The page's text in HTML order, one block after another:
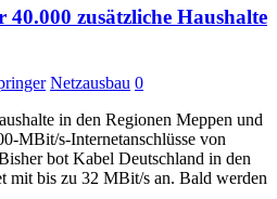
zusätzliche Haushalte
Netzausbau 0
in den Regionen Meppen und
MBit/s-Internetanschlüsse von
bot Kabel Deutschland in den
mit bis zu 32 MBit/s an. Bald werden